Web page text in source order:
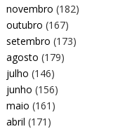
novembro (182)
outubro (167)
setembro (173)
agosto (179)
julho (146)
junho (156)
maio (161)
abril (171)